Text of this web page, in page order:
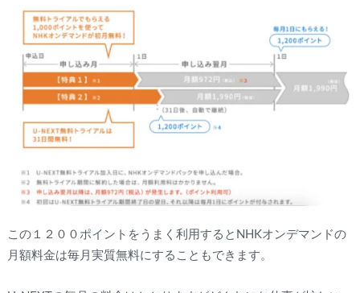
この１２００ポイントをうまく利用するとNHKオンデマンドの
月額料金は毎月実質無料にすることもできます。